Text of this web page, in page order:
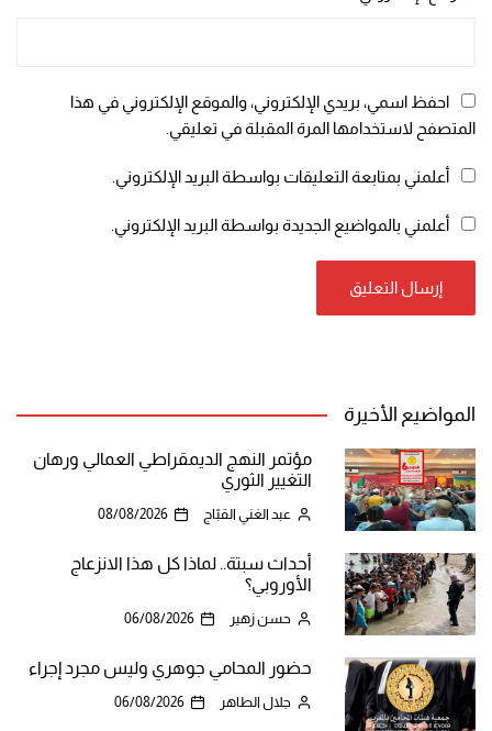
احفظ اسمي، بريدي الإلكتروني، والموقع الإلكتروني في هذا
المتصفح لاستخدامها المرة المقبلة في تعليقي.
أعلمني بمتابعة التعليقات بواسطة البريد الإلكتروني.
أعلمني بالمواضيع الجديدة بواسطة البريد الإلكتروني.
المواضيع الأخيرة
مؤتمر النهج الديمقراطي العمالي ورهان
التغيير الثوري
عبد الغني القبّاج 08/08/2026
أحداث سبتة.. لماذا كل هذا الانزعاج
الأوروبي؟
حسن زهير 06/08/2026
حضور المحامي جوهري وليس مجرد إجراء
جلال الطاهر 06/08/2026